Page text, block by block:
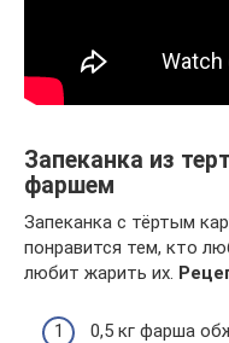
Запеканка из
фаршем
Запеканка с тёртым
понравится тем, кто
любит жарить их.
0,5 кг фарша